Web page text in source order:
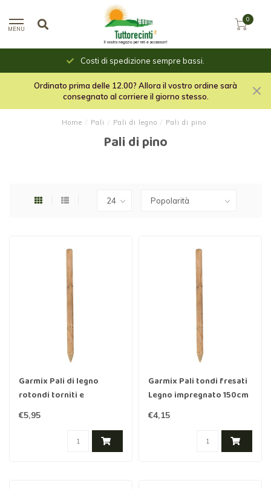
MENU
0
Costi di spedizione sempre bassi.
Ordinato prima delle 12.00? Allora il vostro ordine sarà
consegnato al corriere il giorno stesso.
Home / Pali / Pali di legno / Pali di pino
Pali di pino
Garmix Pali di legno
rotondi torniti e
impregnati 150 cm 7 cm
€5,95
Garmix Pali tondi fresati
Legno impregnato 150cm
5cm
€4,15